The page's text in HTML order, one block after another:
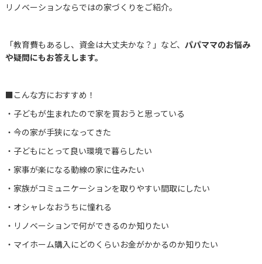
リノベーションならではの家づくりをご紹介。
「教育費もあるし、資金は大丈夫かな？」など、 パパママのお悩み
や疑問にもお答えします。
■こんな方におすすめ！
・子どもが生まれたので家を買おうと思っている
・今の家が手狭になってきた
・子どもにとって良い環境で暮らしたい
・家事が楽になる動線の家に住みたい
・家族がコミュニケーションを取りやすい間取にしたい
・オシャレなおうちに憧れる
・リノベーションで何ができるのか知りたい
・マイホーム購入にどのくらいお金がかかるのか知りたい